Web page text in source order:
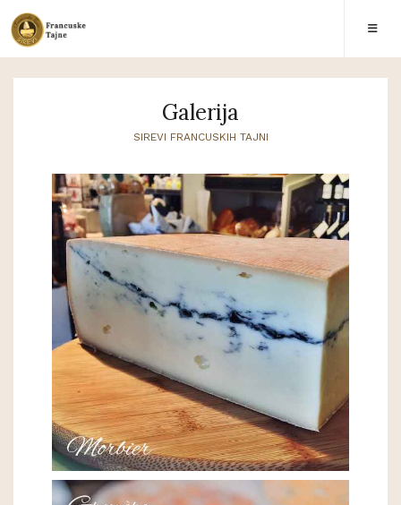
Galerija
SIREVI FRANCUSKIH TAJNI